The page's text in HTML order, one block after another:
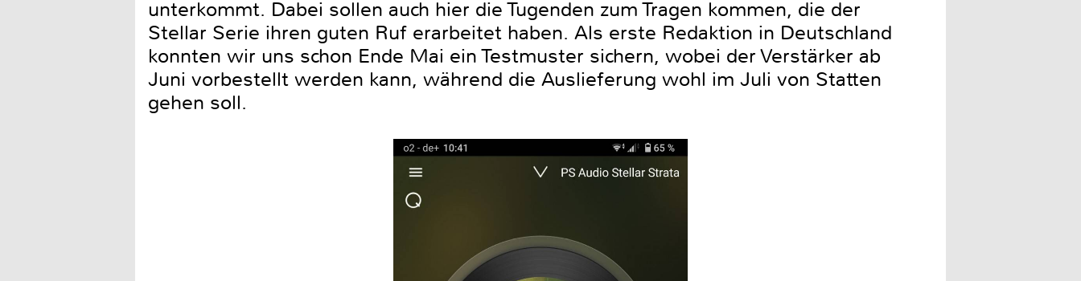
unterkommt. Dabei sollen auch hier die Tugenden zum Tragen kommen, die der
Stellar Serie ihren guten Ruf erarbeitet haben. Als erste Redaktion in Deutschland
konnten wir uns schon Ende Mai ein Testmuster sichern, wobei der Verstärker ab
Juni vorbestellt werden kann, während die Auslieferung wohl im Juli von Statten
gehen soll.